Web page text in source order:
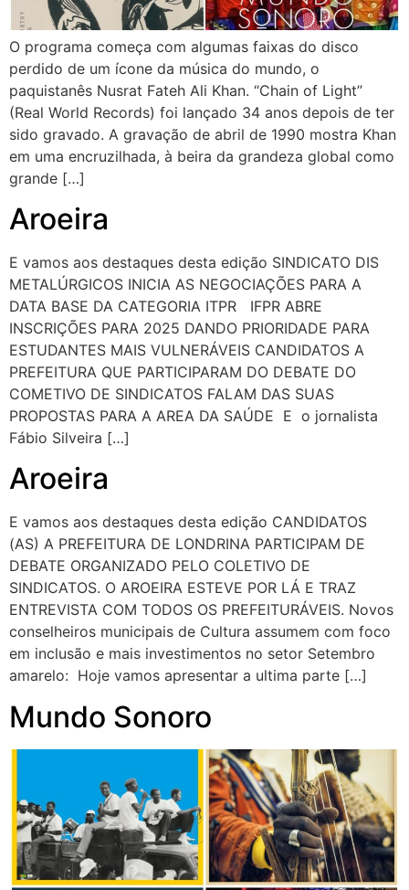
O programa começa com algumas faixas do disco
perdido de um ícone da música do mundo, o
paquistanês Nusrat Fateh Ali Khan. “Chain of Light”
(Real World Records) foi lançado 34 anos depois de ter
sido gravado. A gravação de abril de 1990 mostra Khan
em uma encruzilhada, à beira da grandeza global como
grande […]
Aroeira
E vamos aos destaques desta edição SINDICATO DIS
METALÚRGICOS INICIA AS NEGOCIAÇÕES PARA A
DATA BASE DA CATEGORIA ITPR IFPR ABRE
INSCRIÇÕES PARA 2025 DANDO PRIORIDADE PARA
ESTUDANTES MAIS VULNERÁVEIS CANDIDATOS A
PREFEITURA QUE PARTICIPARAM DO DEBATE DO
COMETIVO DE SINDICATOS FALAM DAS SUAS
PROPOSTAS PARA A AREA DA SAÚDE E o jornalista
Fábio Silveira […]
Aroeira
E vamos aos destaques desta edição CANDIDATOS
(AS) A PREFEITURA DE LONDRINA PARTICIPAM DE
DEBATE ORGANIZADO PELO COLETIVO DE
SINDICATOS. O AROEIRA ESTEVE POR LÁ E TRAZ
ENTREVISTA COM TODOS OS PREFEITURÁVEIS. Novos
conselheiros municipais de Cultura assumem com foco
em inclusão e mais investimentos no setor Setembro
amarelo: Hoje vamos apresentar a ultima parte […]
Mundo Sonoro